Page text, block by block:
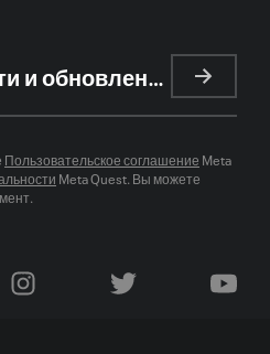
Получайте новости и обновления
Пользовательское соглашение Meta
Meta Quest. Вы можете